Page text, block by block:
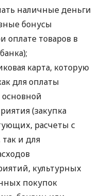
наличные деньги
бонусы
оплате товаров в
карта, которую
для оплаты
основной
(закупка
расчеты с
так и для
культурных
покупок